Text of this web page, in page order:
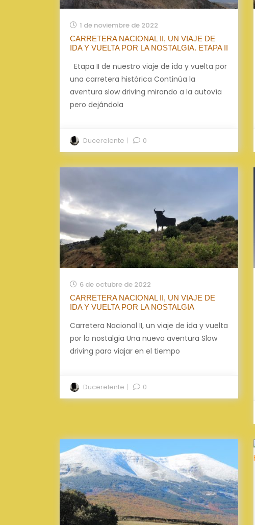
1 de noviembre de 2022
CARRETERA NACIONAL II, UN VIAJE DE
IDA Y VUELTA POR LA NOSTALGIA. ETAPA II
Etapa II de nuestro viaje de ida y vuelta por
una carretera histórica Continúa la
aventura slow driving mirando a la autovía
pero dejándola
Ducerelente 0
6 de octubre de 2022
CARRETERA NACIONAL II, UN VIAJE DE
IDA Y VUELTA POR LA NOSTALGIA
Carretera Nacional II, un viaje de ida y vuelta
por la nostalgia Una nueva aventura Slow
driving para viajar en el tiempo
Ducerelente 0